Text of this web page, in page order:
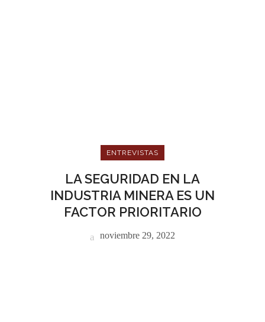
ENTREVISTAS
LA SEGURIDAD EN LA
INDUSTRIA MINERA ES UN
FACTOR PRIORITARIO
noviembre 29, 2022